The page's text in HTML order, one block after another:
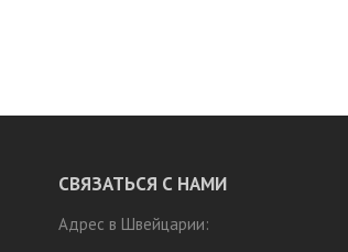
СВЯЗАТЬСЯ С НАМИ
Адрес в Швейцарии: